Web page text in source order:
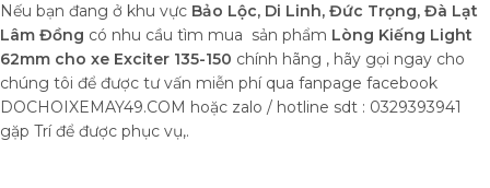
Nếu bạn đang ở khu vực Bảo Lộc, Di Linh, Đức Trọng, Đà Lạt
Lâm Đồng có nhu cầu tìm mua sản phẩm Lòng Kiếng Light
62mm cho xe Exciter 135-150 chính hãng , hãy gọi ngay cho
chúng tôi để được tư vấn miễn phí qua fanpage facebook
DOCHOIXEMAY49.COM hoặc zalo / hotline sdt : 0329393941
gặp Trí để được phục vụ,.